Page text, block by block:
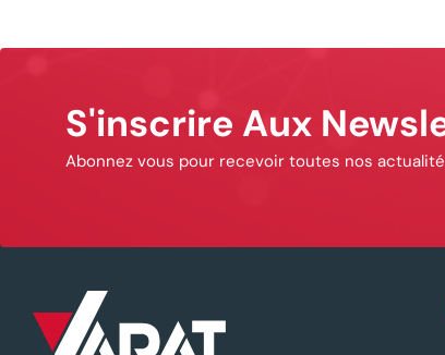
S'inscrire Aux
Abonnez vous pour recevoir toutes nos